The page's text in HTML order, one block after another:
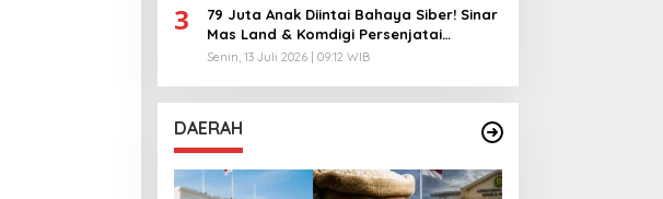
3
79 Juta Anak Diintai Bahaya Siber! Sinar
Mas Land & Komdigi Persenjatai
Ratusan Guru!
Senin, 13 Juli 2026 | 09:12 WIB
DAERAH